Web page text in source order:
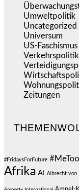
Umweltpolitik
Uncategorized
Universum
US-Faschismus
Verkehrspolitik
Zeitungen
#FridaysForFuture #MeToo
Afrika AI Albrecht von